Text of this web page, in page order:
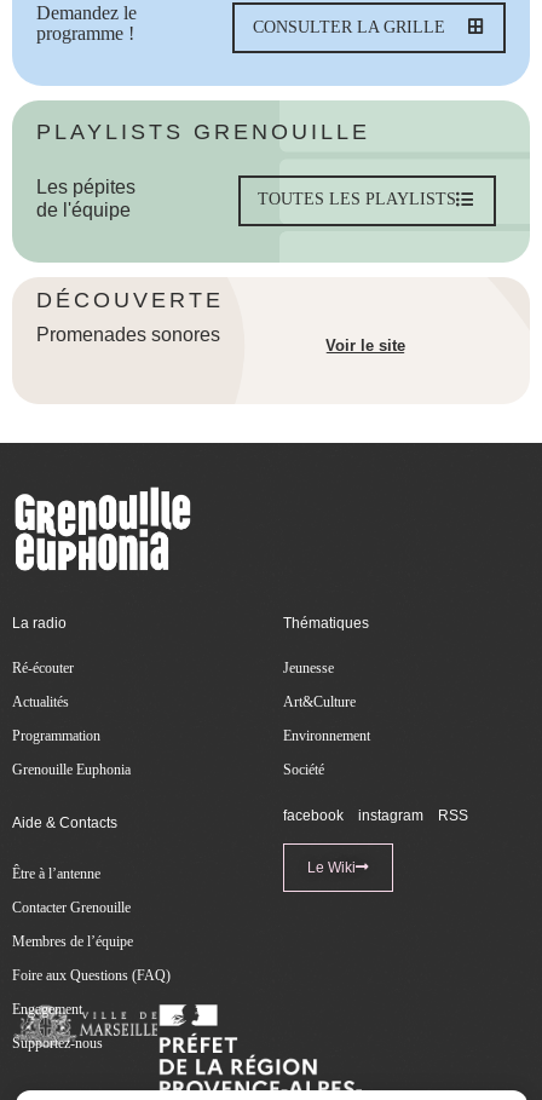
Demandez le
programme !
CONSULTER LA GRILLE
PLAYLISTS GRENOUILLE
Les pépites
de l'équipe
TOUTES LES PLAYLISTS
DÉCOUVERTE
Promenades sonores
Voir le site
La radio
Ré-écouter
Actualités
Programmation
Grenouille Euphonia
Thématiques
Jeunesse
Art&Culture
Environnement
Société
Aide & Contacts
Être à l’antenne
Contacter Grenouille
Membres de l’équipe
Foire aux Questions (FAQ)
Engagement
Supportez-nous
facebook instagram RSS
Le Wiki